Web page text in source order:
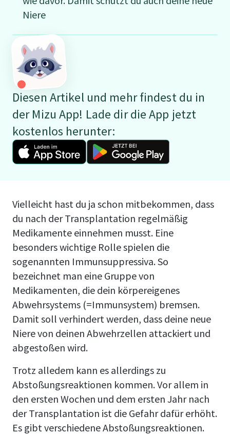
Niere
Diesen Artikel und mehr findest du in
der Mizu App! Lade dir die App jetzt
kostenlos herunter:
Vielleicht hast du ja schon mitbekommen, dass
du nach der Transplantation regelmäßig
Medikamente einnehmen musst. Eine
besonders wichtige Rolle spielen die
sogenannten Immunsuppressiva. So
bezeichnet man eine Gruppe von
Medikamenten, die dein körpereigenes
Abwehrsystems (=Immunsystem) bremsen.
Damit soll verhindert werden, dass deine neue
Niere von deinen Abwehrzellen attackiert und
abgestoßen wird.
Trotz alledem kann es allerdings zu
Abstoßungsreaktionen kommen. Vor allem in
den ersten Wochen und dem ersten Jahr nach
der Transplantation ist die Gefahr dafür erhöht.
Es gibt verschiedene Abstoßungsreaktionen.